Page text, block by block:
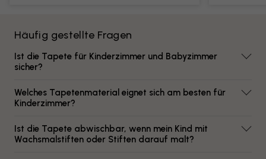
Häufig gestellte Fragen
Ist die Tapete für Kinderzimmer und Babyzimmer
sicher?
Welches Tapetenmaterial eignet sich am besten für
Kinderzimmer?
Ist die Tapete abwischbar, wenn mein Kind mit
Wachsmalstiften oder Stiften darauf malt?